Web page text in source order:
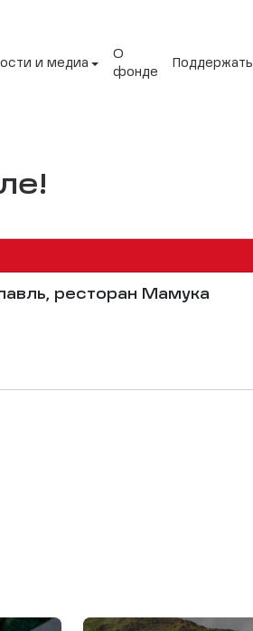
и медиа
О
фонде
Поддержать
ресторан Мамука